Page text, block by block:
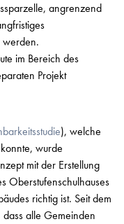
angrenzend
werden.
im Bereich des
Projekt
), welche
wurde
mit der Erstellung
Oberstufenschulhauses
richtig ist. Seit dem
alle Gemeinden